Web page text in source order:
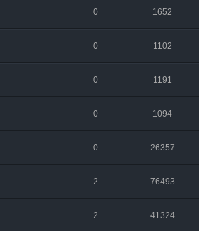
0 1652
0 1102
0 1191
0 1094
0 26357
2 76493
2 41324